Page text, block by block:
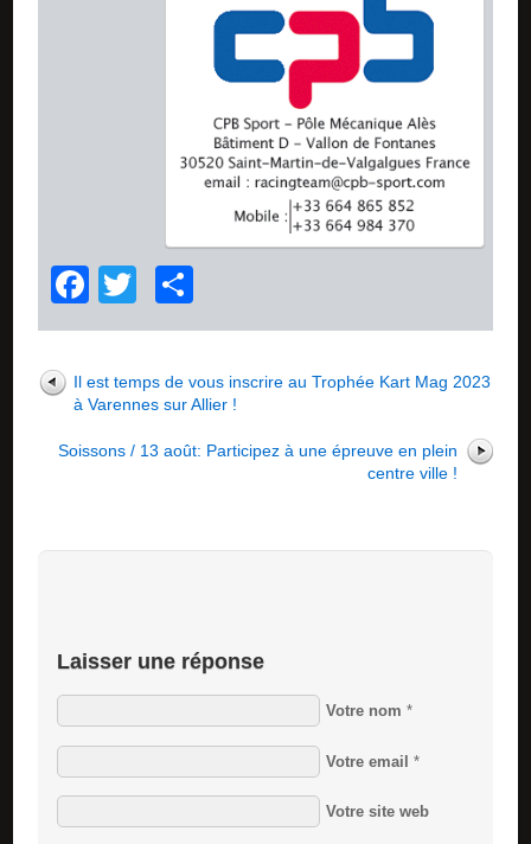
Facebook
Twitter
Il est temps de vous inscrire au Trophée Kart Mag 2023
à Varennes sur Allier !
Soissons / 13 août: Participez à une épreuve en plein
centre ville !
Laisser une réponse
Votre nom *
Votre email *
Votre site web